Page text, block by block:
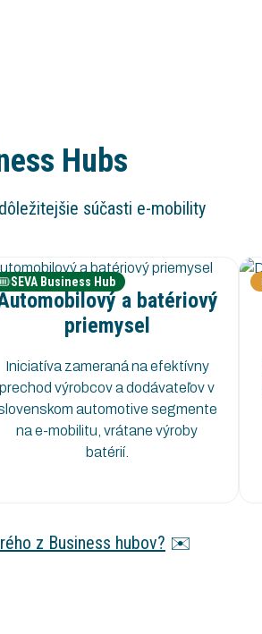
Hubs
súčasti e-mobility
SEVA Business Hub
a batériový
priemysel
Iniciatíva zameraná na efektívny
prechod výrobcov a dodávateľov v
automotive segmente
na e-mobilitu, vrátane výroby
batérií.
z Business hubov? ✉️